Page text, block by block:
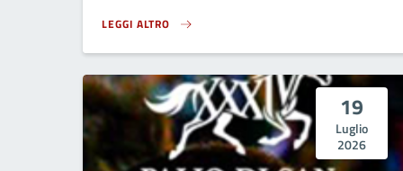
LEGGI ALTRO
CINEMA SOTTO LE STELLE 2026: LEGGERE LOLITA A
19
Luglio
2026